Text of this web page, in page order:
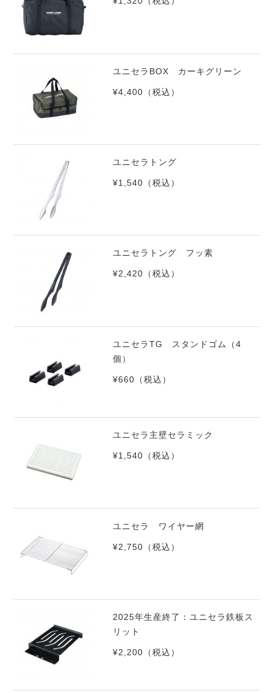
ユニセラBOX カーキグリーン
¥4,400 （税込）
ユニセラトング
¥1,540 （税込）
ユニセラトング フッ素
¥2,420 （税込）
ユニセラTG スタンドゴム（4
個）
¥660 （税込）
ユニセラ主壁セラミック
¥1,540 （税込）
ユニセラ ワイヤー網
¥2,750 （税込）
2025年生産終了：ユニセラ鉄板ス
リット
¥2,200 （税込）